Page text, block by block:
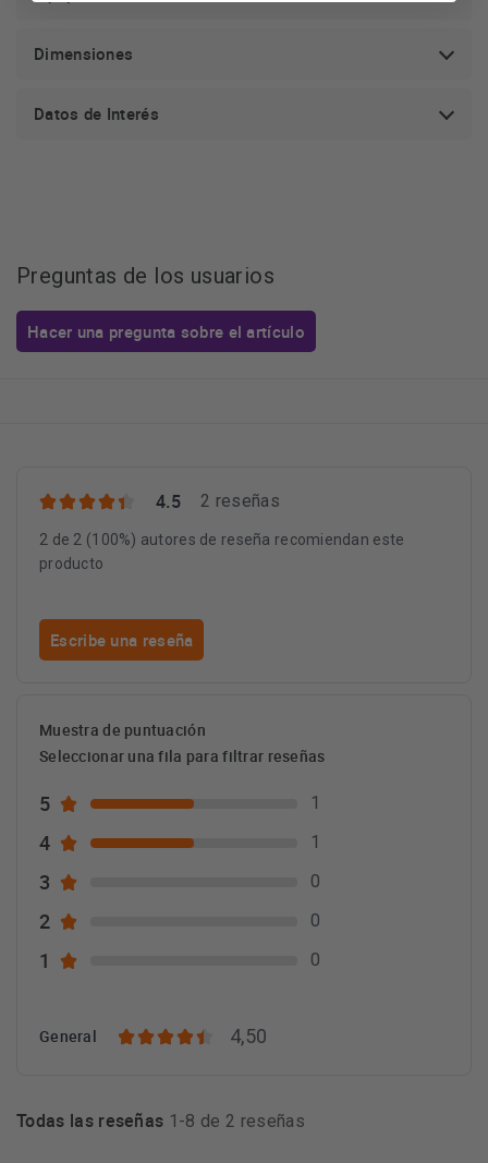
Dimensiones
Datos de Interés
Preguntas de los usuarios
Hacer una pregunta sobre el artículo
4.5 2 reseñas
2 de 2 (100%) autores de reseña recomiendan este
producto
Escribe una reseña
Muestra de puntuación
Seleccionar una fila para filtrar reseñas
5 1
4 1
3 0
2 0
1 0
General 4,50
Todas las reseñas 1-8 de 2 reseñas